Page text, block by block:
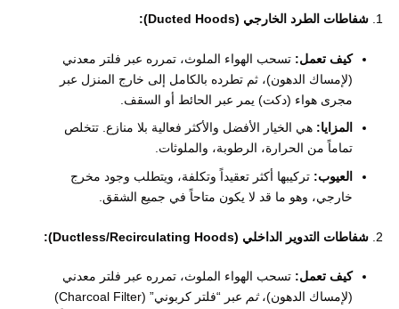
شفاطات الطرد الخارجي (Ducted Hoods):
كيف تعمل: تسحب الهواء الملوث، تمرره عبر فلتر معدني
(لإمساك الدهون)، ثم تطرده بالكامل إلى خارج المنزل عبر
مجرى هواء (دكت) يمر عبر الحائط أو السقف.
المزايا: هي الخيار الأفضل والأكثر فعالية بلا منازع. تتخلص
تماماً من الحرارة، الرطوبة، والملوثات.
العيوب: تركيبها أكثر تعقيداً وتكلفة، ويتطلب وجود مخرج
خارجي، وهو ما قد لا يكون متاحاً في جميع الشقق.
شفاطات التدوير الداخلي (Ductless/Recirculating Hoods):
كيف تعمل: تسحب الهواء الملوث، تمرره عبر فلتر معدني
(لإمساك الدهون)،ثم
عبر “فلتر كربوني” (Charcoal Filter)